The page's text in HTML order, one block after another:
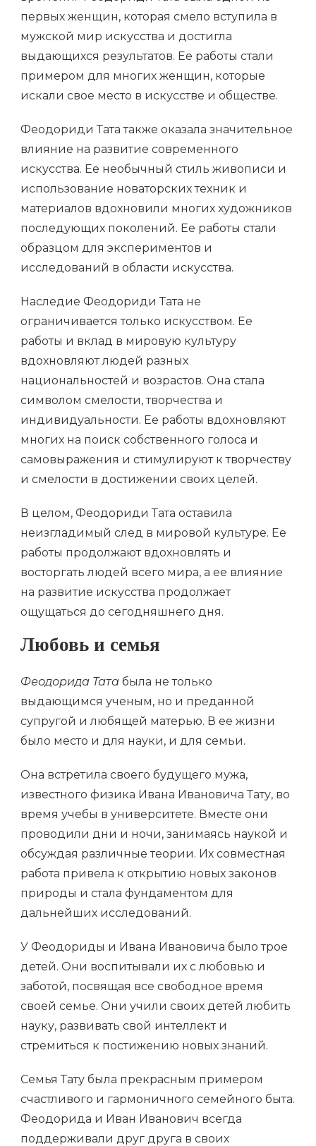
первых женщин, которая смело вступила в
мужской мир искусства и достигла
выдающихся результатов. Ее работы стали
примером для многих женщин, которые
искали свое место в искусстве и обществе.
Феодориди Тата также оказала значительное
влияние на развитие современного
искусства. Ее необычный стиль живописи и
использование новаторских техник и
материалов вдохновили многих художников
последующих поколений. Ее работы стали
образцом для экспериментов и
исследований в области искусства.
Наследие Феодориди Тата не
ограничивается только искусством. Ее
работы и вклад в мировую культуру
вдохновляют людей разных
национальностей и возрастов. Она стала
символом смелости, творчества и
индивидуальности. Ее работы вдохновляют
многих на поиск собственного голоса и
самовыражения и стимулируют к творчеству
и смелости в достижении своих целей.
В целом, Феодориди Тата оставила
неизгладимый след в мировой культуре. Ее
работы продолжают вдохновлять и
восторгать людей всего мира, а ее влияние
на развитие искусства продолжает
ощущаться до сегодняшнего дня.
Любовь и семья
Феодорида Тата была не только
выдающимся ученым, но и преданной
супругой и любящей матерью. В ее жизни
было место и для науки, и для семьи.
Она встретила своего будущего мужа,
известного физика Ивана Ивановича Тату, во
время учебы в университете. Вместе они
проводили дни и ночи, занимаясь наукой и
обсуждая различные теории. Их совместная
работа привела к открытию новых законов
природы и стала фундаментом для
дальнейших исследований.
У Феодориды и Ивана Ивановича было трое
детей. Они воспитывали их с любовью и
заботой, посвящая все свободное время
своей семье. Они учили своих детей любить
науку, развивать свой интеллект и
стремиться к постижению новых знаний.
Семья Тату была прекрасным примером
счастливого и гармоничного семейного быта.
Феодорида и Иван Иванович всегда
поддерживали друг друга в своих